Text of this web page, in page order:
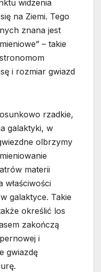
widzenia
na Ziemi. Tego
znana jest
– takie
i rozmiar gwiazd
rzadkie,
galaktyki, w
olbrzymy
materii
właściwości
galaktyce. Takie
określić los
zakończą
i
gwiazdę